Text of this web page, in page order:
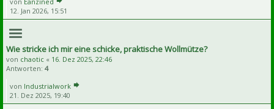
12. Jan 2026, 15:51
Wie stricke ich mir eine schicke, praktische Wollmütze?
von chaotic « 16. Dez 2025, 22:46
Antworten: 4
von Industrialwork
21. Dez 2025, 19:40